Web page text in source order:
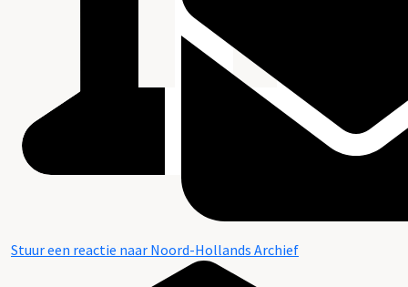
Stuur een reactie naar Noord-Hollands Archief